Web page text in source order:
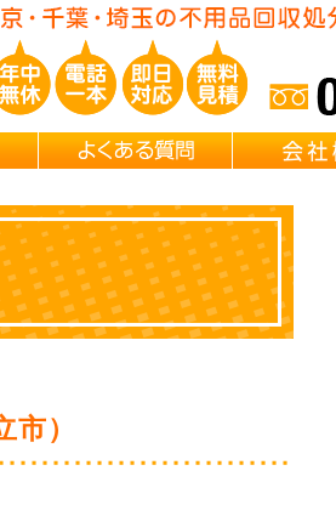
料金案内 よくある質問
）